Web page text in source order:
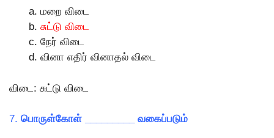
மறை விடை
சுட்டு விடை
நேர் விடை
வினா எதிர் வினாதல் விடை
விடை: சுட்டு விடை
7. பொருள்கோள் _________ வகைப்படும்